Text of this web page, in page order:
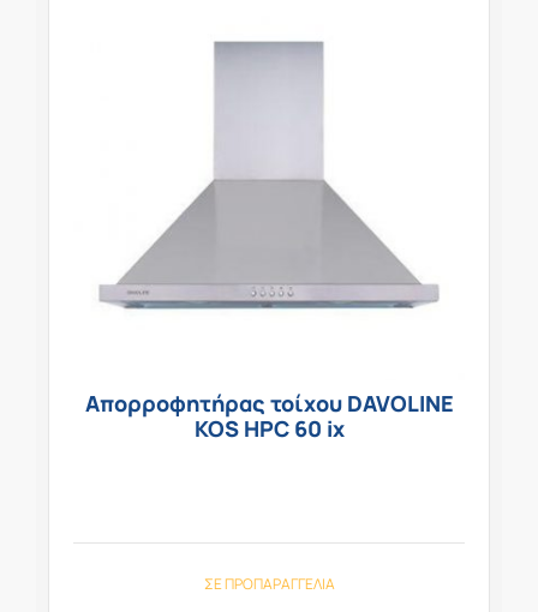
Απορροφητήρας τοίχου DAVOLINE
KOS HPC 60 ix
ΣΕ ΠΡΟΠΑΡΑΓΓΕΛΊΑ